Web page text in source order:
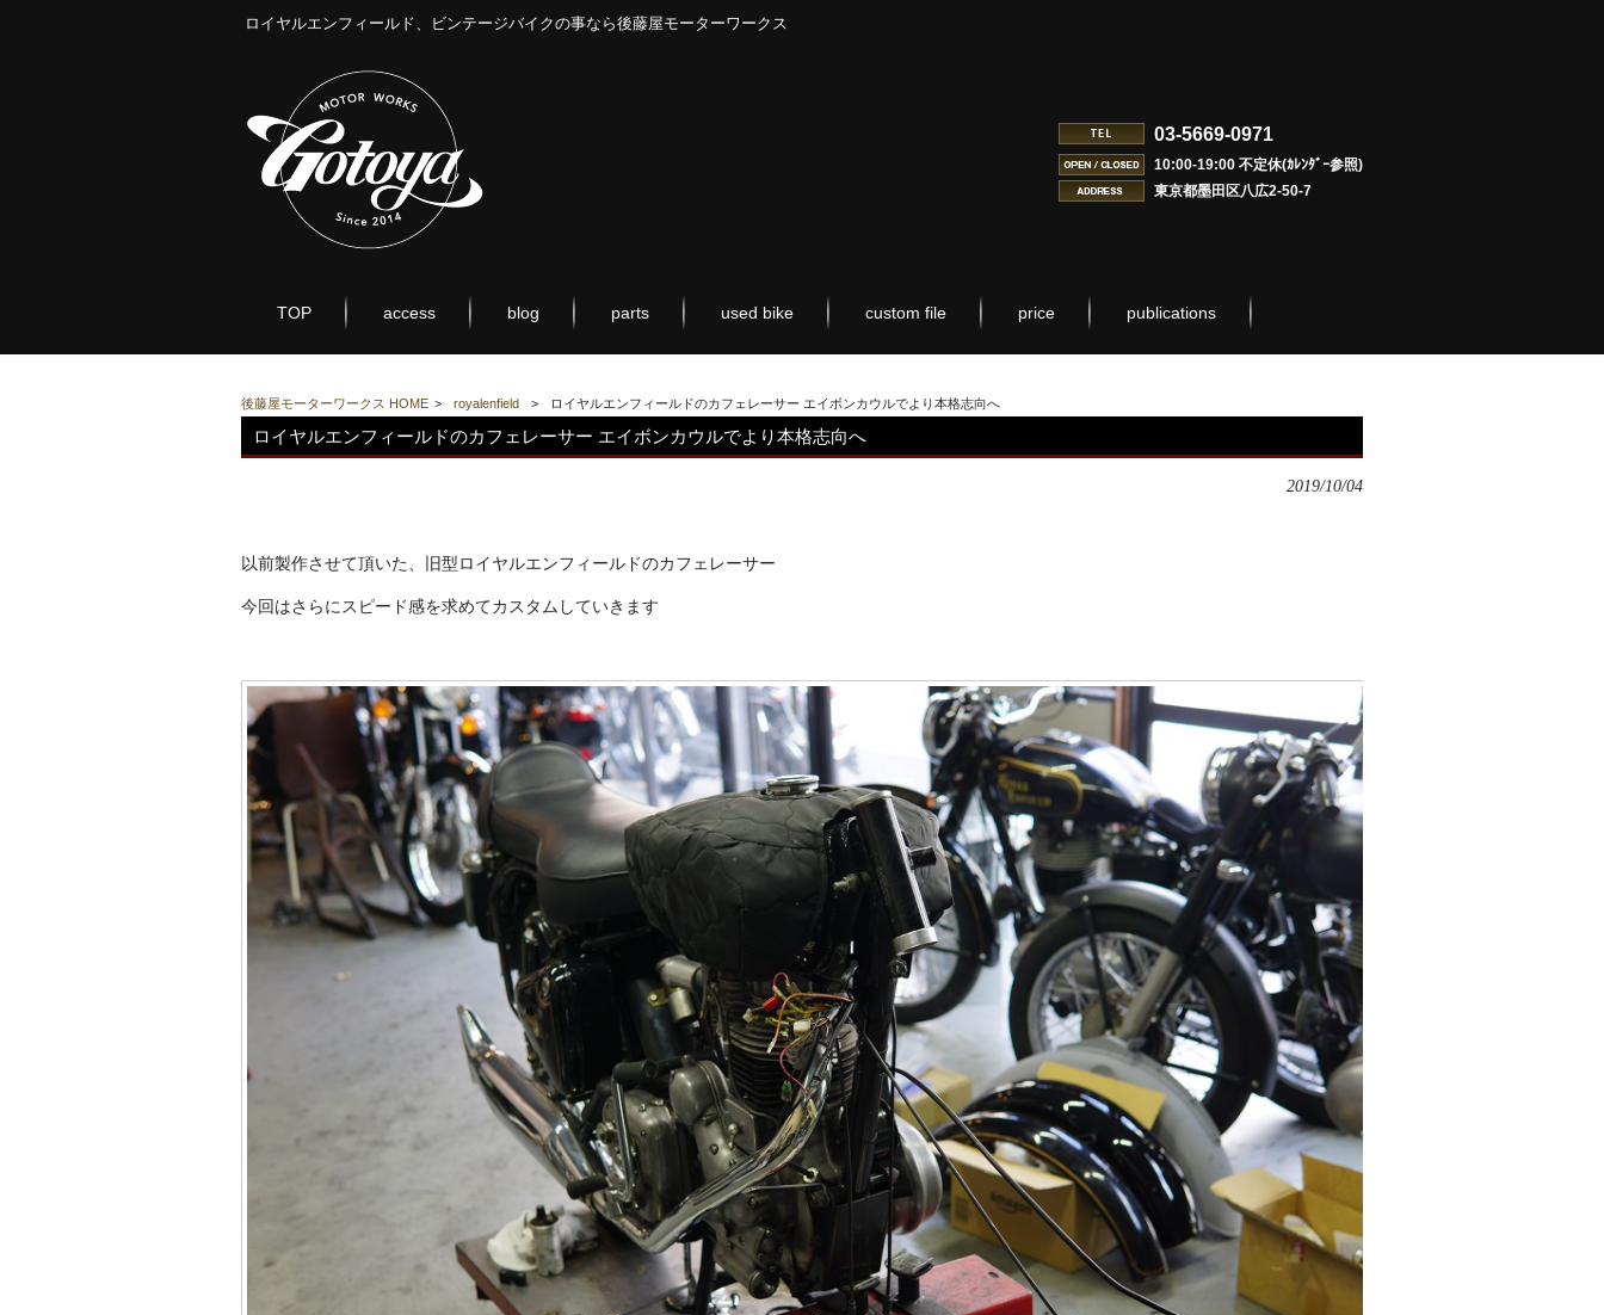
ロイヤルエンフィールド、ビンテージバイクの事なら後藤屋モーターワークス
03-5669-0971
10:00-19:00 不定休(ｶﾚﾝﾀﾞｰ参照)
東京都墨田区八広2-50-7
TOP access blog parts used bike custom file price publications
後藤屋モーターワークス HOME > royalenfield > ロイヤルエンフィールドのカフェレーサー エイボンカウルでより本格志向へ
ロイヤルエンフィールドのカフェレーサー エイボンカウルでより本格志向へ
2019/10/04
以前製作させて頂いた、旧型ロイヤルエンフィールドのカフェレーサー
今回はさらにスピード感を求めてカスタムしていきます